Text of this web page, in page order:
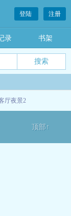
登陆 注册
录 书架
厅夜景2
顶部↑